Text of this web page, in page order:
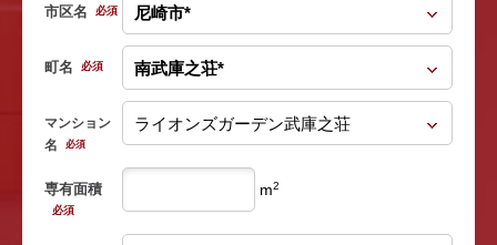
市区名 必須
町名 必須
マンション
名
必須
専有面積
必須
m2